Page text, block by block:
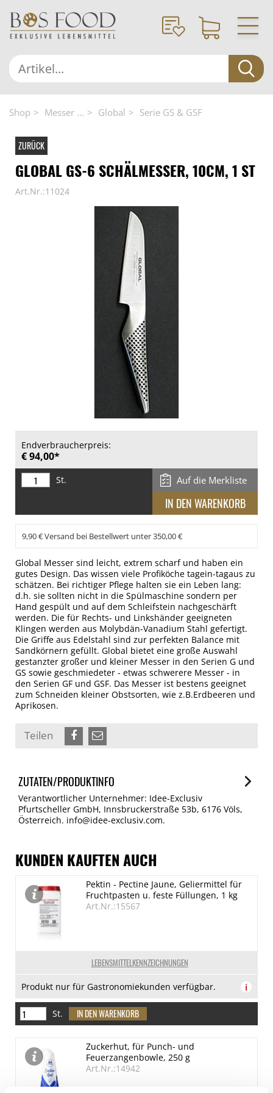
Shop Messer ... Global Serie GS & GSF
ZURÜCK
GLOBAL GS-6 SCHÄLMESSER, 10CM, 1 ST
Art.Nr.:11024
Endverbraucherpreis:
€ 94,00*
St. Auf die Merkliste
9,90 € Versand bei Bestellwert unter 350,00 €
Global Messer sind leicht, extrem scharf und haben ein
gutes Design. Das wissen viele Profiköche tagein-tagaus zu
schätzen. Bei richtiger Pflege halten sie ein Leben lang:
d.h. sie sollten nicht in die Spülmaschine sondern per
Hand gespült und auf dem Schleifstein nachgeschärft
werden. Die für Rechts- und Linkshänder geeigneten
Klingen werden aus Molybdän-Vanadium Stahl gefertigt.
Die Griffe aus Edelstahl sind zur perfekten Balance mit
Sandkörnern gefüllt. Global bietet eine große Auswahl
gestanzter großer und kleiner Messer in den Serien G und
GS sowie geschmiedeter - etwas schwerere Messer - in
den Serien GF und GSF. Das Messer ist bestens geeignet
zum Schneiden kleiner Obstsorten, wie z.B.Erdbeeren und
Aprikosen.
Teilen
ZUTATEN/PRODUKTINFO
Verantwortlicher Unternehmer: Idee-Exclusiv
Pfurtscheller GmbH, Innsbruckerstraße 53b, 6176 Völs,
Österreich. info@idee-exclusiv.com.
KUNDEN KAUFTEN AUCH
LEBENSMITTELKENNZEICHNUNGEN
Pektin - Pectine Jaune, Geliermittel für
Fruchtpasten u. feste Füllungen, 1 kg
Art.Nr.:15567
Produkt nur für Gastronomiekunden verfügbar. i
St.
Zuckerhut, für Punch- und
Feuerzangenbowle, 250 g
Art.Nr.:14942